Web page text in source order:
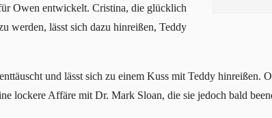
Owen entwickelt. Cristina, die glücklich
werden, lässt sich dazu hinreißen, Teddy
und lässt sich zu einem Kuss mit Teddy hinreißen.
lockere Affäre mit Dr. Mark Sloan, die sie jedoch bald